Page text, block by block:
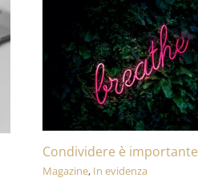
Condividere è importante
Magazine, In evidenza